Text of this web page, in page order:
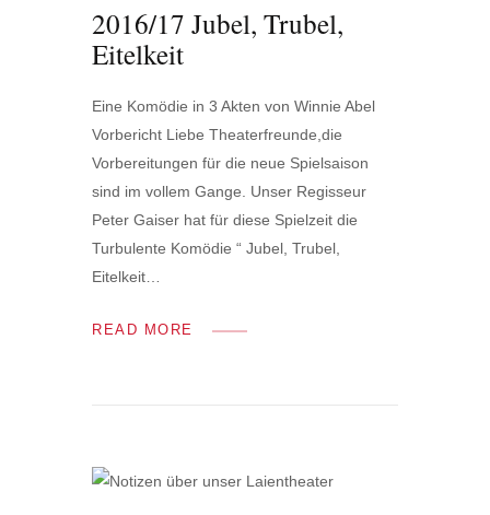
2016/17 Jubel, Trubel,
Eitelkeit
Eine Komödie in 3 Akten von Winnie Abel
Vorbericht Liebe Theaterfreunde,die
Vorbereitungen für die neue Spielsaison
sind im vollem Gange. Unser Regisseur
Peter Gaiser hat für diese Spielzeit die
Turbulente Komödie “ Jubel, Trubel,
Eitelkeit…
READ MORE